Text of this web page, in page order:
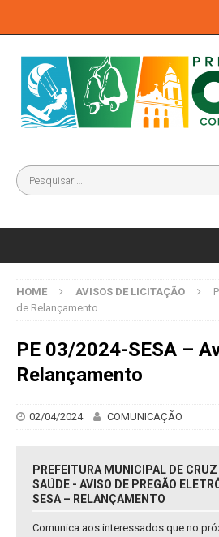
HOME AVISOS DE LICITAÇÃO
de Relançamento
PE 03/2024-SESA –
Relançamento
02/04/2024 COMUNICAÇÃO
PREFEITURA MUNICIPAL DE
SAÚDE - AVISO DE PREGÃO
SESA – RELANÇAMENTO
Comunica aos interessados que no